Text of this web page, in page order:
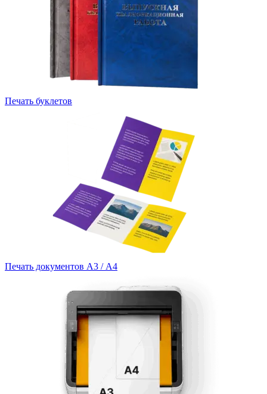
Печать буклетов
Печать документов А3 / А4